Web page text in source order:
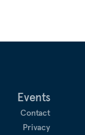
Events
Contact
Privacy